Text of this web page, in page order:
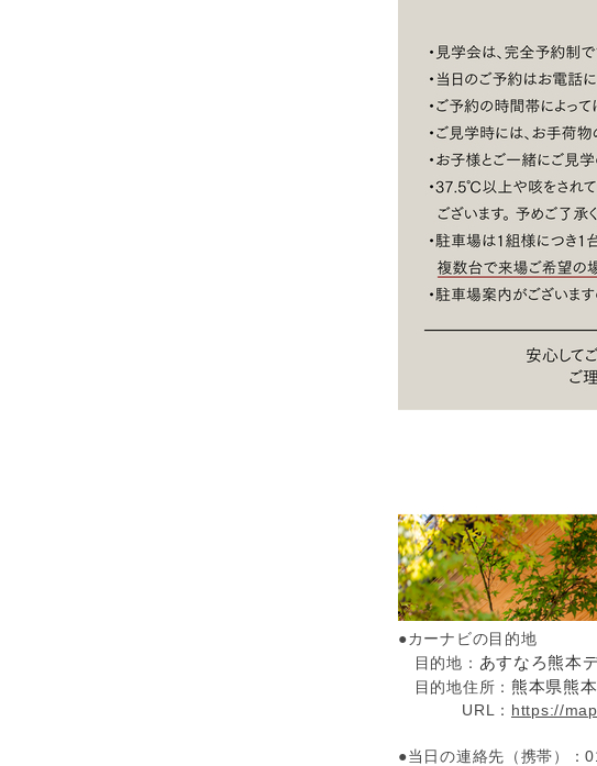
●カーナビの目的地
目的地： あすなろ熊本
目的地住所： 熊本県熊
URL： https://
●当日の連絡先（携帯）：